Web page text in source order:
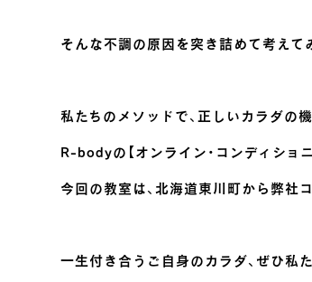
そんな不調の原因を突き詰めて考えて
私たちのメソッドで、正しいカラダの
R-bodyの【オンライン・コンディショ
今回の教室は、北海道東川町から弊社
一生付き合うご自身のカラダ、ぜひ私